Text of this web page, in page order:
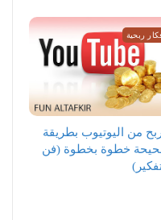
ربحية
من اليوتيوب بطريقة
خطوة بخطوة (فن